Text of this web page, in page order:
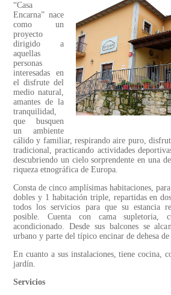
“Casa
Encarna” nace
como un
proyecto
dirigido a
aquellas
personas
interesadas en
el disfrute del
medio natural,
amantes de la
tranquilidad,
que busquen
un ambiente
cálido y familiar, respirando aire puro,
tradicional, practicando actividades
descubriendo un cielo sorprendente en una
riqueza etnográfica de Europa.
Consta de cinco amplísimas habitaciones,
dobles y 1 habitación triple, repartidas en
todos los servicios para que su estancia
posible. Cuenta con cama supletoria,
acondicionado. Desde sus balcones se
urbano y parte del típico encinar de dehesa de
En cuanto a sus instalaciones, tiene cocina,
jardín.
Servicios